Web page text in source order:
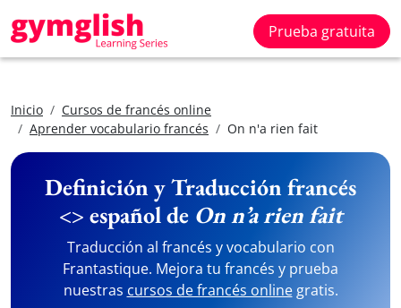
Prueba gratuita
Inicio
Cursos de francés online
Aprender vocabulario francés
On n'a rien fait
Definición y Traducción francés
<> español de On n’a rien fait
Traducción al francés y vocabulario con
Frantastique. Mejora tu francés y prueba
nuestras cursos de francés onlinegratis.